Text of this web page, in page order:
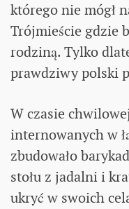
którego nie mógł
Trójmieście gdzie
rodziną. Tylko
prawdziwy polski
W czasie
internowanych w
zbudowało
stołu z jadalni i
ukryć w swoich